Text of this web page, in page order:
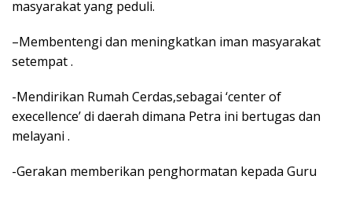
masyarakat yang peduli.
–Membentengi dan meningkatkan iman masyarakat
setempat .
-Mendirikan Rumah Cerdas,sebagai ‘center of
execellence’ di daerah dimana Petra ini bertugas dan
melayani .
-Gerakan memberikan penghormatan kepada Guru